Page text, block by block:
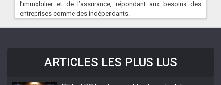
l’immobilier et de l’assurance, répondant aux besoins des
entreprises comme des indépendants.
ARTICLES LES PLUS LUS